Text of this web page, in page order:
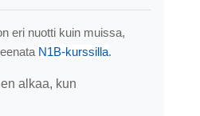
eri nuotti kuin muissa,
N1B-kurssilla.
alkaa, kun